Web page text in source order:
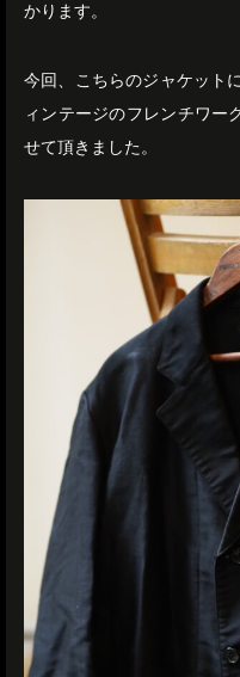
かります。
今回、こちらのジャケット
ィンテージのフレンチワー
せて頂きました。